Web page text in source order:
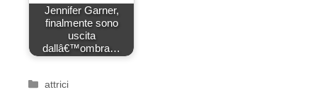
Jennifer Garner,
finalmente sono
uscita
dallâ€™ombra…
Categorie
attrici